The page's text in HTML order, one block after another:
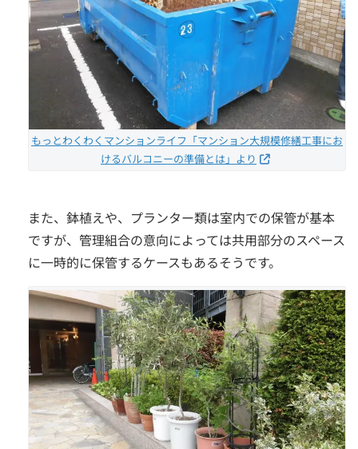
もっとわくわくマンションライフ「マンション大規模修繕工事にお
けるバルコニーの準備とは」より
また、鉢植えや、プランター類は室内での保管が基本
ですが、管理組合の意向によっては共用部分のスペース
に一時的に保管するケースもあるそうです。